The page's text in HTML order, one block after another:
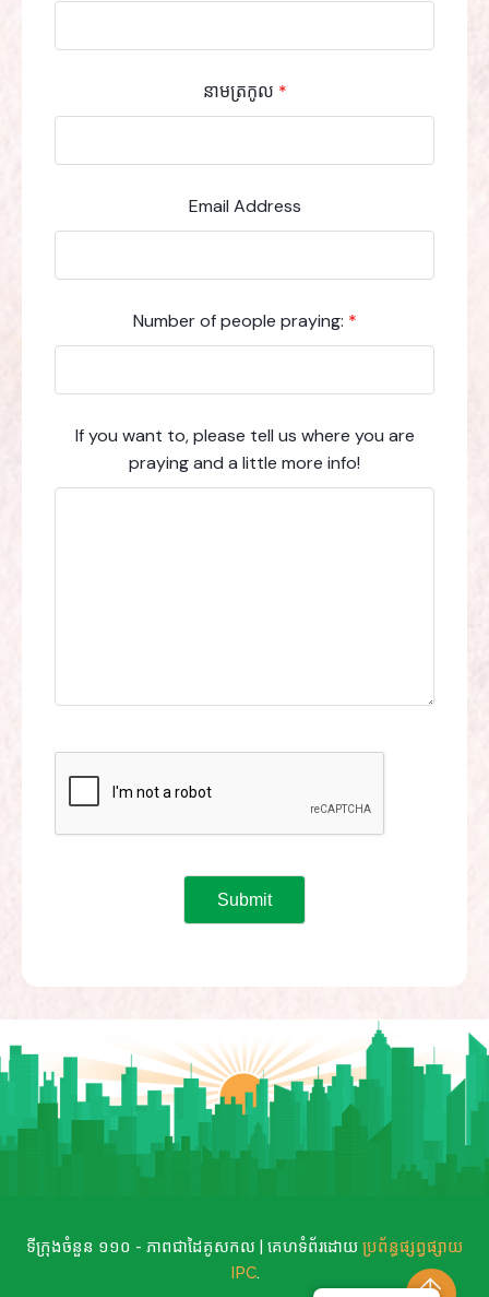
នាមត្រកូល *
Email Address
Number of people praying: *
If you want to, please tell us where you are
praying and a little more info!
ទីក្រុងចំនួន ១១០ - ភាពជាដៃគូសកល | គេហទំព័រដោយ ប្រព័ន្ធផ្សព្វផ្សាយ
IPC.